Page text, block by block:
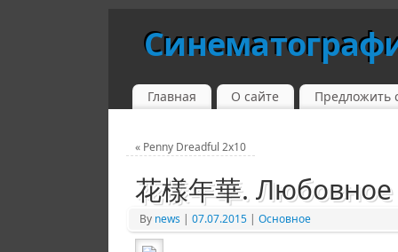
Главная О сайте Предложить
« Penny Dreadful 2х10
花樣年華.
By news | 07.07.2015 | Основное